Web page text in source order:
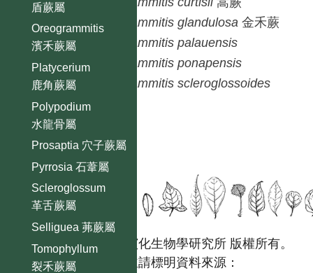
盾蕨屬
Oreogrammitis
濱禾蕨屬
Platycerium
鹿角蕨屬
Polypodium
水龍骨屬
Prosaptia 穴子蕨屬
Pyrrosia 石葦屬
Scleroglossum
革舌蕨屬
Selliguea 茀蕨屬
Tomophyllum
裂禾蕨屬
Grammitis glandulosa 金禾蕨
Grammitis palauensis
Grammitis ponapensis
Grammitis scleroglossoides
國立台灣大學生態學與演化生物學研究所 版權所有。
歡迎引用本網站資料，並請標明資料來源：